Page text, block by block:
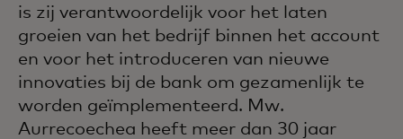
is zij verantwoordelijk voor het laten
groeien van het bedrijf binnen het account
en voor het introduceren van nieuwe
innovaties bij de bank om gezamenlijk te
worden geïmplementeerd. Mw.
Aurrecoechea heeft meer dan 30 jaar